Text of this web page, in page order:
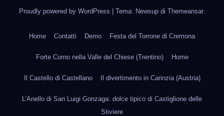
Proudly powered by WordPress Tema: Newsup di Themeansar.
Home Contatti Demo Festa del Torrone di Cremona
Forte Corno nella Valle del Chiese (Trentino) Home
Il Castello di Castellano Il divertimento in Carinzia (Austria)
L’Anello di San Luigi Gonzaga: dolce tipico di Castiglione delle
Stiviere